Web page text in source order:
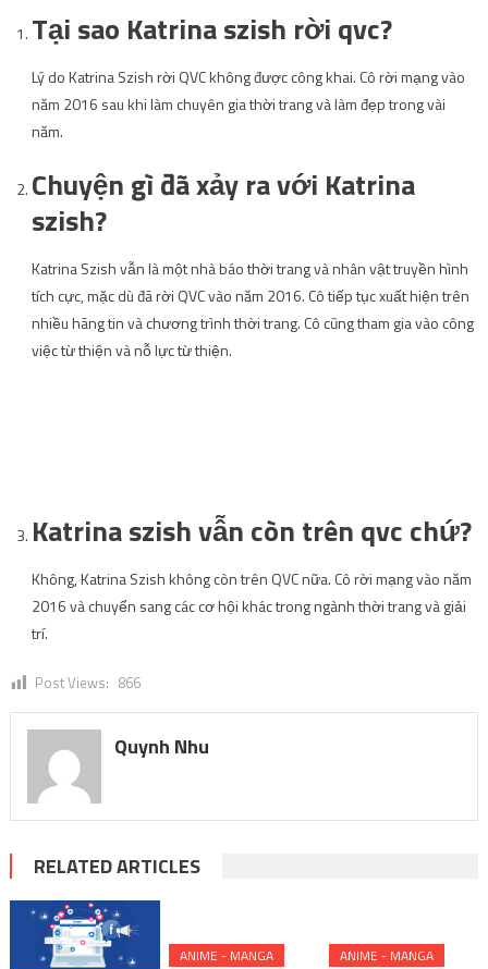
Tại sao Katrina szish rời qvc?
Lý do Katrina Szish rời QVC không được công khai. Cô rời mạng vào
năm 2016 sau khi làm chuyên gia thời trang và làm đẹp trong vài
năm.
Chuyện gì đã xảy ra với Katrina
szish?
Katrina Szish vẫn là một nhà báo thời trang và nhân vật truyền hình
tích cực, mặc dù đã rời QVC vào năm 2016. Cô tiếp tục xuất hiện trên
nhiều hãng tin và chương trình thời trang. Cô cũng tham gia vào công
việc từ thiện và nỗ lực từ thiện.
Katrina szish vẫn còn trên qvc chứ?
Không, Katrina Szish không còn trên QVC nữa. Cô rời mạng vào năm
2016 và chuyển sang các cơ hội khác trong ngành thời trang và giải
trí.
Post Views: 866
Quynh Nhu
RELATED ARTICLES
ANIME - MANGA ANIME - MANGA